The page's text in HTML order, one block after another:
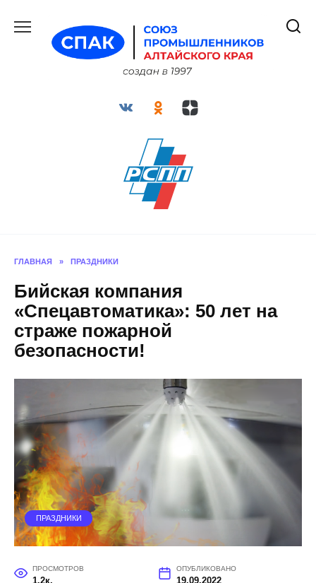
содержанию
ГЛАВНАЯ » ПРАЗДНИКИ
Бийская компания
«Спецавтоматика»: 50 лет на
страже пожарной
безопасности!
ПРАЗДНИКИ
ПРОСМОТРОВ
1.2к.
ОПУБЛИКОВАНО
19.09.2022